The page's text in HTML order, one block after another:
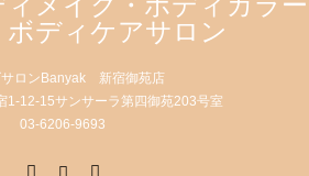
サロンBanyak 新宿御苑店
1-12-15サンサーラ第四御苑203号室
03‐6206‐9693